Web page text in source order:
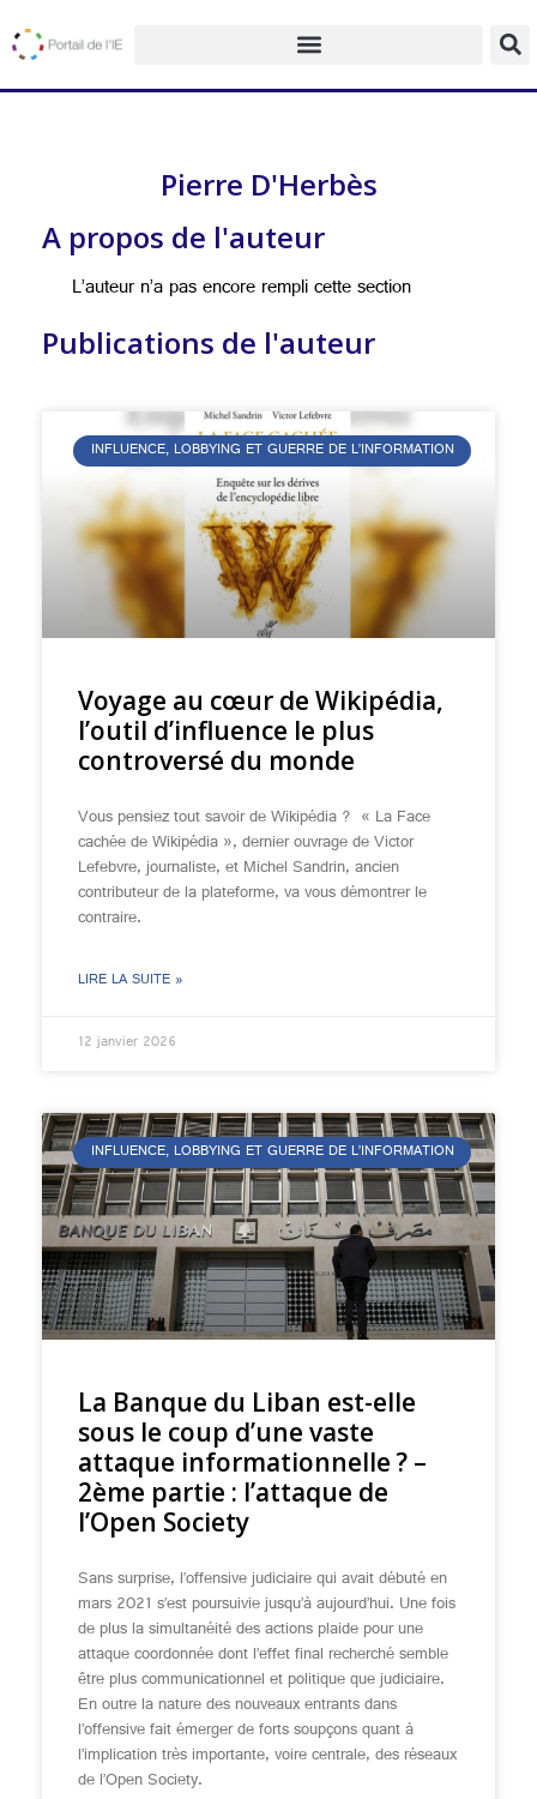
Pierre D'Herbès
A propos de l'auteur
L’auteur n’a pas encore rempli cette section
Publications de l'auteur
INFLUENCE, LOBBYING ET GUERRE DE L’INFORMATION
Voyage au cœur de Wikipédia,
l’outil d’influence le plus
controversé du monde
Vous pensiez tout savoir de Wikipédia ? « La Face
cachée de Wikipédia », dernier ouvrage de Victor
Lefebvre, journaliste, et Michel Sandrin, ancien
contributeur de la plateforme, va vous démontrer le
contraire.
LIRE LA SUITE »
12 janvier 2026
INFLUENCE, LOBBYING ET GUERRE DE L’INFORMATION
La Banque du Liban est-elle
sous le coup d’une vaste
attaque informationnelle ? –
2ème partie : l’attaque de
l’Open Society
Sans surprise, l’offensive judiciaire qui avait débuté en
mars 2021 s’est poursuivie jusqu’à aujourd’hui. Une fois
de plus la simultanéité des actions plaide pour une
attaque coordonnée dont l’effet final recherché semble
être plus communicationnel et politique que judiciaire.
En outre la nature des nouveaux entrants dans
l’offensive fait émerger de forts soupçons quant à
l’implication très importante, voire centrale, des réseaux
de l’Open Society.